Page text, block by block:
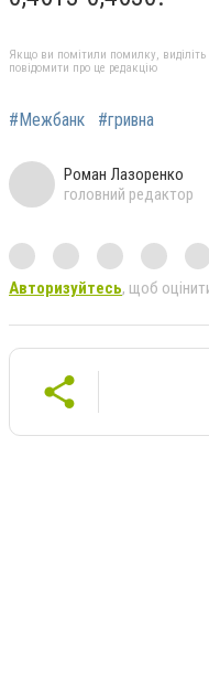
Якщо ви помітили помилку, виділіть
повідомити про це редакцію
#Межбанк #гривна
Роман Лазоренко
головний редактор
Авторизуйтесь, щоб